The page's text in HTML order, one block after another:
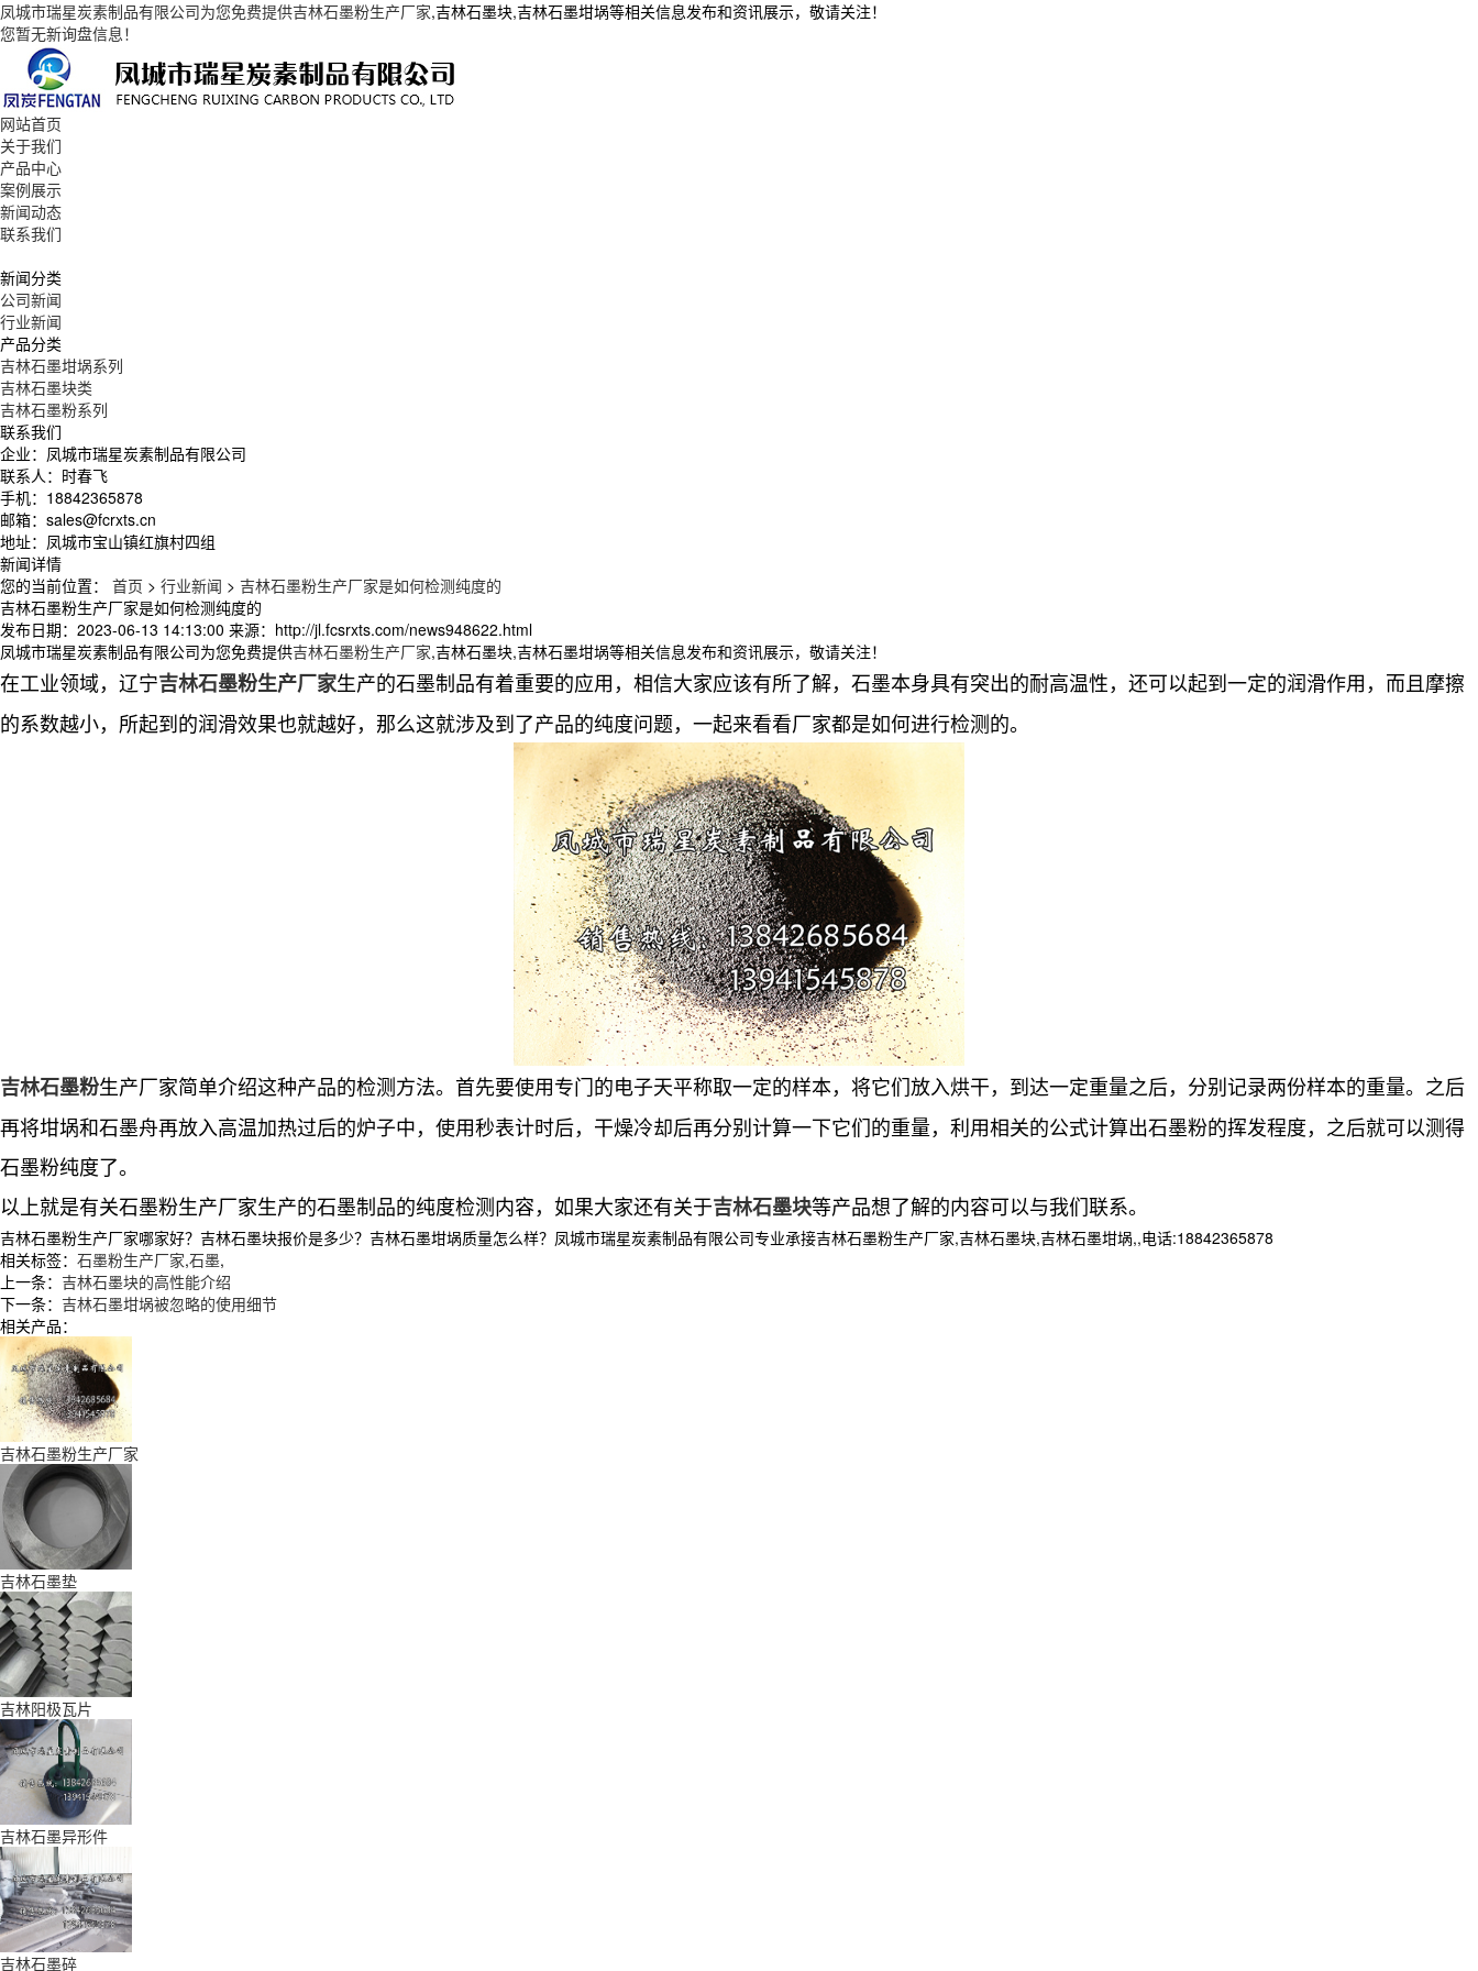
凤城市瑞星炭素制品有限公司为您免费提供吉林石墨粉生产厂家,吉林石墨块,吉林石墨坩埚等相关信息发布和资讯展示，敬请关注！
您暂无新询盘信息！
网站首页
关于我们
产品中心
案例展示
新闻动态
联系我们
新闻分类
公司新闻
行业新闻
产品分类
吉林石墨坩埚系列
吉林石墨块类
吉林石墨粉系列
联系我们
企业：凤城市瑞星炭素制品有限公司
联系人：时春飞
手机：18842365878
邮箱：sales@fcrxts.cn
地址：凤城市宝山镇红旗村四组
新闻详情
您的当前位置： 首页 > 行业新闻 > 吉林石墨粉生产厂家是如何检测纯度的
吉林石墨粉生产厂家是如何检测纯度的
发布日期： 2023-06-13 14:13:00 来源： http://jl.fcsrxts.com/news948622.html
凤城市瑞星炭素制品有限公司为您免费提供吉林石墨粉生产厂家,吉林石墨块,吉林石墨坩埚等相关信息发布和资讯展示，敬请关注！
在工业领域，辽宁吉林石墨粉生产厂家生产的石墨制品有着重要的应用，相信大家应该有所了解，石墨本身具有突出的耐高温性，还可以起到一定的润滑作用，而且摩擦
的系数越小，所起到的润滑效果也就越好，那么这就涉及到了产品的纯度问题，一起来看看厂家都是如何进行检测的。
吉林石墨粉生产厂家简单介绍这种产品的检测方法。首先要使用专门的电子天平称取一定的样本，将它们放入烘干，到达一定重量之后，分别记录两份样本的重量。之后
再将坩埚和石墨舟再放入高温加热过后的炉子中，使用秒表计时后，干燥冷却后再分别计算一下它们的重量，利用相关的公式计算出石墨粉的挥发程度，之后就可以测得
石墨粉纯度了。
以上就是有关石墨粉生产厂家生产的石墨制品的纯度检测内容，如果大家还有关于吉林石墨块等产品想了解的内容可以与我们联系。
吉林石墨粉生产厂家哪家好？吉林石墨块报价是多少？吉林石墨坩埚质量怎么样？凤城市瑞星炭素制品有限公司专业承接吉林石墨粉生产厂家,吉林石墨块,吉林石墨坩埚,,电话:18842365878
相关标签： 石墨粉生产厂家,石墨,
上一条： 吉林石墨块的高性能介绍
下一条： 吉林石墨坩埚被忽略的使用细节
相关产品：
吉林石墨粉生产厂家
吉林石墨垫
吉林阳极瓦片
吉林石墨异形件
吉林石墨碎